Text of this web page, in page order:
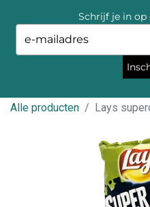
Alle producten Lays
Schrijf je in op
your
email